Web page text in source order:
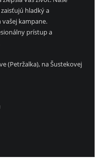
hladký a
kampane.
prístup a
(Petržalka), na Šustekovej